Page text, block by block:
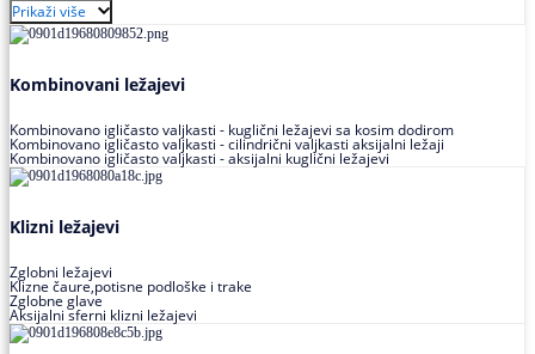
Prikaži više
Kombinovani ležajevi
Kombinovano igličasto valjkasti - kuglični ležajevi sa kosim dodirom
Kombinovano igličasto valjkasti - cilindrični valjkasti aksijalni ležaji
Kombinovano igličasto valjkasti - aksijalni kuglični ležajevi
Klizni ležajevi
Zglobni ležajevi
Klizne čaure,potisne podloške i trake
Zglobne glave
Aksijalni sferni klizni ležajevi